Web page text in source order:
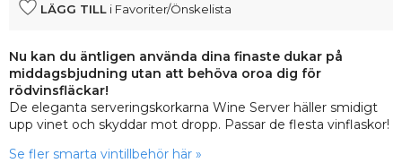
LÄGG TILL i Favoriter/Önskelista
Nu kan du äntligen använda dina finaste dukar på
middagsbjudning utan att behöva oroa dig för
rödvinsfläckar!
De eleganta serveringskorkarna Wine Server häller smidigt
upp vinet och skyddar mot dropp. Passar de flesta vinflaskor!
Se fler smarta vintillbehör här »